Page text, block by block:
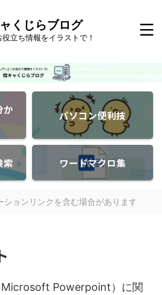
くじらブログ
立ち情報をイラストで！
か
パソコン便利技
索 ワードマクロ集
ションリンクを含む場合があります
Microsoft Powerpoint）に関